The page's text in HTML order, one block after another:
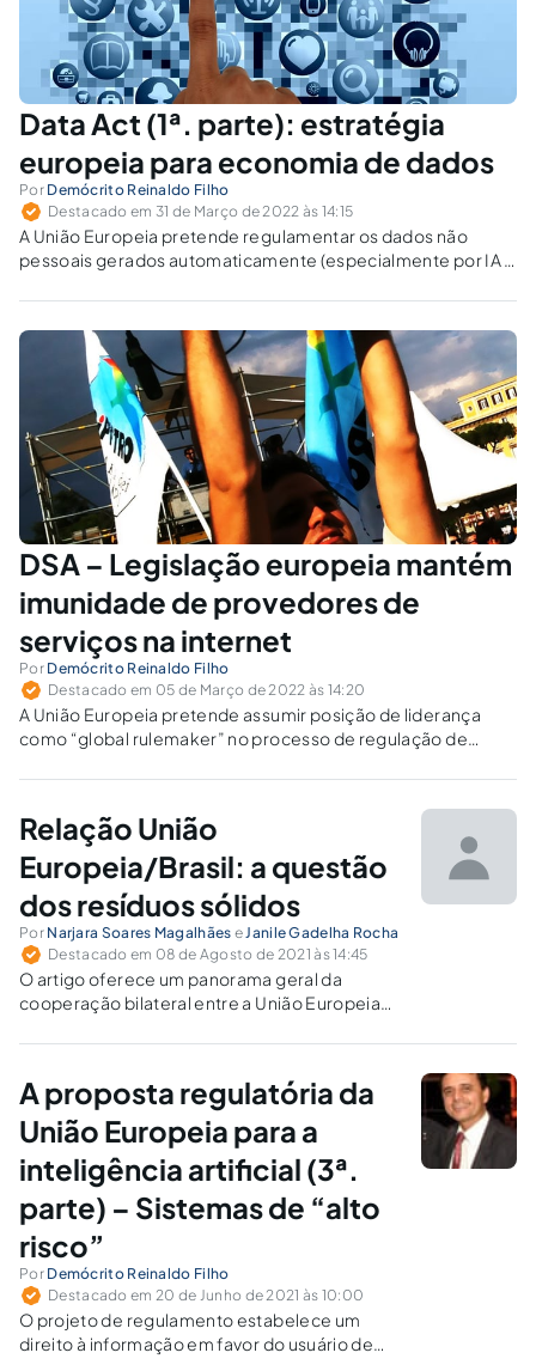
Data Act (1ª. parte): estratégia
europeia para economia de dados
Por Demócrito Reinaldo Filho
Destacado em 31 de Março de 2022 às 14:15
A União Europeia pretende regulamentar os dados não
pessoais gerados automaticamente (especialmente por IA e
fabricantes dos equipamentos tecnológicos.
DSA – Legislação europeia mantém
imunidade de provedores de
serviços na internet
Por Demócrito Reinaldo Filho
Destacado em 05 de Março de 2022 às 14:20
A União Europeia pretende assumir posição de liderança
como “global rulemaker” no processo de regulação de
Relação União
Europeia/Brasil: a questão
dos resíduos sólidos
Por Narjara Soares Magalhães e Janile Gadelha Rocha
Destacado em 08 de Agosto de 2021 às 14:45
O artigo oferece um panorama geral da
cooperação bilateral entre a União Europeia
comparando as políticas adotadas por ambos.
A proposta regulatória da
União Europeia para a
inteligência artificial (3ª.
parte) – Sistemas de “alto
risco”
Por Demócrito Reinaldo Filho
Destacado em 20 de Junho de 2021 às 10:00
O projeto de regulamento estabelece um
direito à informação em favor do usuário de